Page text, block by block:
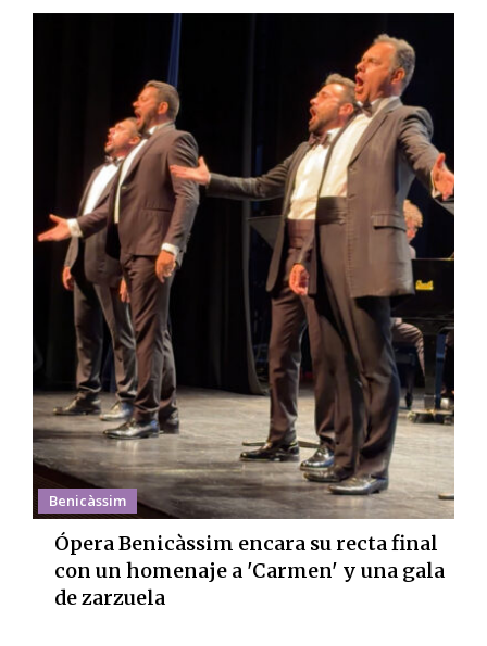
Benicàssim
Ópera Benicàssim encara su recta final
con un homenaje a 'Carmen' y una gala
de zarzuela